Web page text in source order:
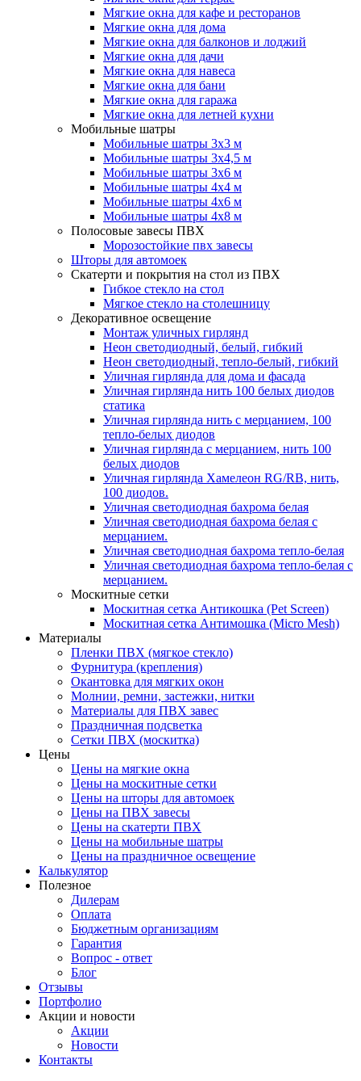
Мягкие окна для кафе и ресторанов
Мягкие окна для дома
Мягкие окна для балконов и лоджий
Мягкие окна для дачи
Мягкие окна для навеса
Мягкие окна для бани
Мягкие окна для гаража
Мягкие окна для летней кухни
Мобильные шатры
Мобильные шатры 3х3 м
Мобильные шатры 3х4,5 м
Мобильные шатры 3х6 м
Мобильные шатры 4х4 м
Мобильные шатры 4х6 м
Мобильные шатры 4х8 м
Полосовые завесы ПВХ
Морозостойкие пвх завесы
Шторы для автомоек
Скатерти и покрытия на стол из ПВХ
Гибкое стекло на стол
Мягкое стекло на столешницу
Декоративное освещение
Монтаж уличных гирлянд
Неон светодиодный, белый, гибкий
Неон светодиодный, тепло-белый, гибкий
Уличная гирлянда для дома и фасада
Уличная гирлянда нить 100 белых диодов
статика
Уличная гирлянда нить с мерцанием, 100
тепло-белых диодов
Уличная гирлянда с мерцанием, нить 100
белых диодов
Уличная гирлянда Хамелеон RG/RB, нить,
100 диодов.
Уличная светодиодная бахрома белая
Уличная светодиодная бахрома белая с
мерцанием.
Уличная светодиодная бахрома тепло-белая
Уличная светодиодная бахрома тепло-белая с
мерцанием.
Москитные сетки
Москитная сетка Антикошка (Pet Screen)
Москитная сетка Антимошка (Micro Mesh)
Материалы
Пленки ПВХ (мягкое стекло)
Фурнитура (крепления)
Окантовка для мягких окон
Молнии, ремни, застежки, нитки
Материалы для ПВХ завес
Праздничная подсветка
Сетки ПВХ (москитка)
Цены
Цены на мягкие окна
Цены на москитные сетки
Цены на шторы для автомоек
Цены на ПВХ завесы
Цены на скатерти ПВХ
Цены на мобильные шатры
Цены на праздничное освещение
Калькулятор
Полезное
Дилерам
Оплата
Бюджетным организациям
Гарантия
Вопрос - ответ
Блог
Отзывы
Портфолио
Акции и новости
Акции
Новости
Контакты